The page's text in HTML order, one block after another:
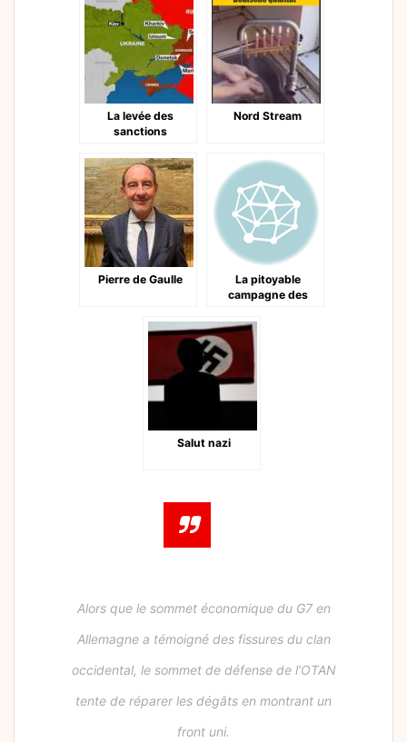
La levée des
sanctions
Nord Stream
Pierre de Gaulle
La pitoyable
campagne des
Salut nazi
Alors que le sommet économique du G7 en
Allemagne a témoigné des fissures du clan
occidental, le sommet de défense de l’OTAN
tente de réparer les dégâts en montrant un
front uni.